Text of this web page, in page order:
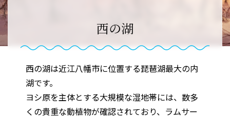
西の湖
西の湖は近江八幡市に位置する琵琶湖最大の内
湖です。
ヨシ原を主体とする大規模な湿地帯には、数多
くの貴重な動植物が確認されており、ラムサー